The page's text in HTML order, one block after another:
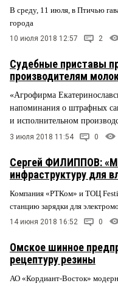
В среду, 11 июля, в Птичью
города
10 июля 2018 12:57 2
Судебные приставы
производителям
«Агрофирма
напоминания о штрафных
и исполнительном
3 июля 2018 11:54 0
Сергей ФИЛИППОВ:
инфраструктуру для
Компания «РТКом» и ТОЦ
станцию зарядки для
14 июня 2018 16:52 0
Омское шинное
рецептуру резины
АО «Кордиант-Восток»